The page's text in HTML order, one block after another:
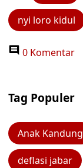
nyi loro kidul
0 Komentar
Tag Populer
Anak Kandung
deflasi jabar